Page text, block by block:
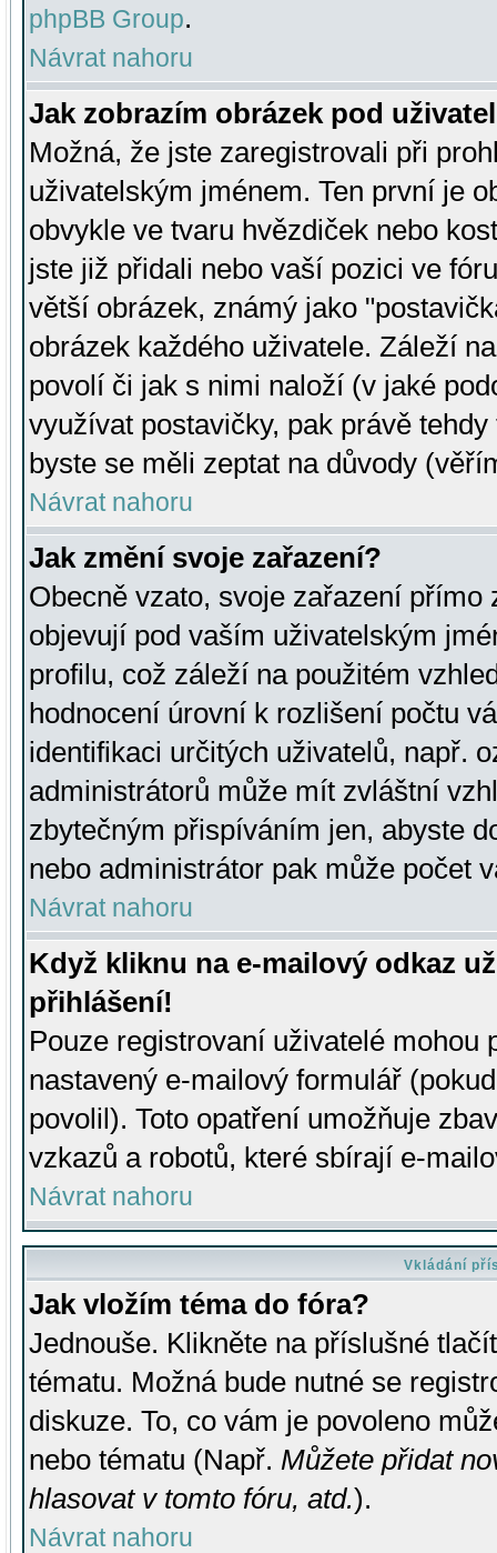
phpBB Group.
Návrat nahoru
Jak zobrazím obrázek pod
Možná, že jste zaregistrovali při
uživatelským jménem. Ten první je
obvykle ve tvaru hvězdiček nebo
jste již přidali nebo vaší pozici ve
větší obrázek, známý jako
obrázek každého uživatele. Záleží
povolí či jak s nimi naloží (v jaké
využívat postavičky, pak právě
byste se měli zeptat na důvody
Návrat nahoru
Jak změní svoje zařazení?
Obecně vzato, svoje zařazení přímo
objevují pod vaším uživatelským
profilu, což záleží na použitém
hodnocení úrovní k rozlišení počtu
identifikaci určitých uživatelů, např.
administrátorů může mít zvláštní
zbytečným přispíváním jen, abyste
nebo administrátor pak může počet
Návrat nahoru
Když kliknu na e-mailový odkaz
přihlášení!
Pouze registrovaní uživatelé mohou
nastavený e-mailový formulář
povolil). Toto opatření umožňuje
vzkazů a robotů, které sbírají e-
Návrat nahoru
Vkládání
Jak vložím téma do fóra?
Jednouše. Klikněte na příslušné
tématu. Možná bude nutné se
diskuze. To, co vám je povoleno
nebo tématu (Např. Můžete přidat
hlasovat v tomto fóru, atd.).
Návrat nahoru